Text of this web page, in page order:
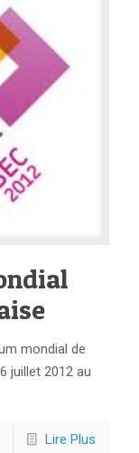
mondial de
juillet 2012 au
Lire Plus